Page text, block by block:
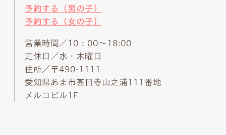
予約する（男の子）
予約する（女の子）
営業時間／10：00～18:00
定休日／水・木曜日
住所／〒490-1111
愛知県あま市甚目寺山之浦111番地
メルコビル1F